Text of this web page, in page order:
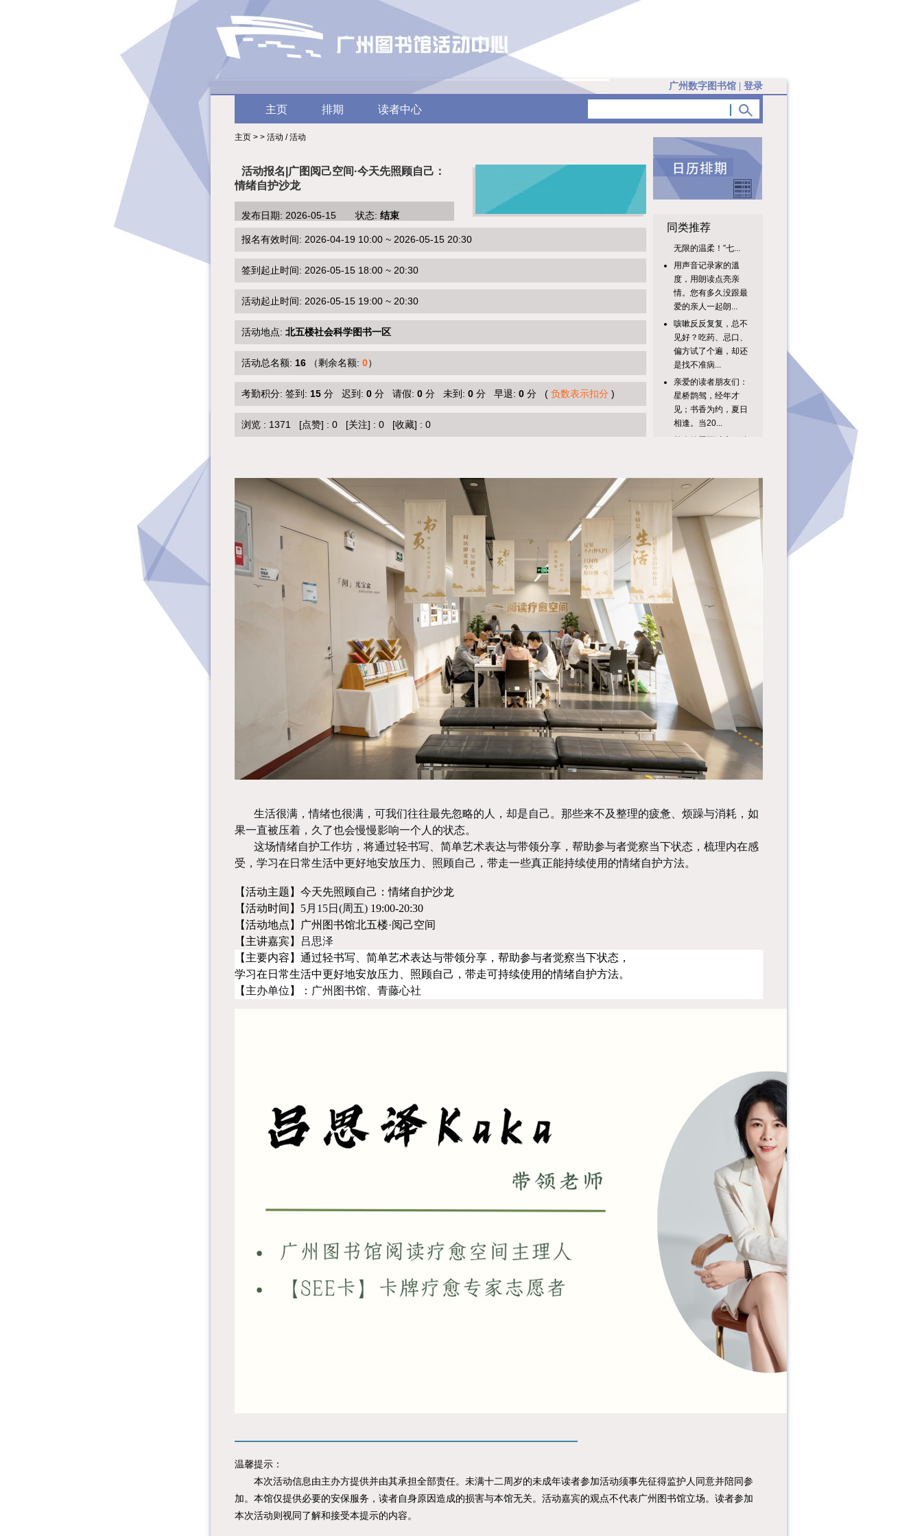
广州数字图书馆 登录
主页 排期 读者中心
主页 > > 活动 / 活动
活动报名|广图阅己空间·今天先照顾自己：
情绪自护沙龙
发布日期: 2026-05-15 状态: 结束
报名有效时间: 2026-04-19 10:00 ~ 2026-05-15 20:30
签到起止时间: 2026-05-15 18:00 ~ 20:30
活动起止时间: 2026-05-15 19:00 ~ 20:30
活动地点: 北五楼社会科学图书一区
活动总名额: 16 （剩余名额: 0）
考勤积分: 签到: 15 分 迟到: 0 分 请假: 0 分 未到: 0 分 早退: 0 分 ( 负数表示扣分 )
浏览 : 1371 [点赞] : 0 [关注] : 0 [收藏] : 0
同类推荐
用声音记录家的溫
度，用朗读点亮亲
情。您有多久没跟最
爱的亲人一起朗...
咳嗽反反复复，总不
见好？吃药、忌口、
偏方试了个遍，却还
是找不准病...
亲爱的读者朋友们：
星桥鹊驾，经年才
见；书香为约，夏日
相逢。当20...
单人答题不过瘾？精
彩升级，趣味加倍！
亲爱的读者朋友
们：“纤云弄巧，飞
星传恨，银汉迢迢暗
度。”秦观笔下...
继今年第一季度举办
的“穗阅美声”系列活
动之“她之声——生
命的回响...
为什么人们会结绳记
事？为什么会发明文
字？从图画、符号到
数字记录，...
一趟隔着黃沙与历史
对望、一场为奇观惊
叹的视觉盛宴。一趟
踩着尘土与...
亲爱的读者朋
友：“七月七，是女
儿节，只这名字已有
无限的温柔！”七...
生活很满，情绪也很满，可我们往往最先忽略的人，却是自己。那些来不及整理的疲惫、烦躁与消耗，如
果一直被压着，久了也会慢慢影响一个人的状态。
这场情绪自护工作坊，将通过轻书写、简单艺术表达与带领分享，帮助参与者觉察当下状态，梳理内在感
受，学习在日常生活中更好地安放压力、照顾自己，带走一些真正能持续使用的情绪自护方法。
【活动主题】 今天先照顾自己：情绪自护沙龙
【活动时间】 5月15日(周五) 19:00-20:30
【活动地点】
广州图书馆北五楼·阅己空间
【主讲嘉宾】
吕思泽
【主要内容】 通过轻书写、简单艺术表达与带领分享，帮助参与者觉察当下状态，
学习在日常生活中更好地安放压力、照顾自己，带走可持续使用的情绪自护方法。
【 主办单位 】 ：广州图书馆、青藤心社
温馨提示：
本次活动信息由主办方提供并由其承担全部责任。未满十二周岁的未成年读者参加活动须事先征得监护人同意并陪同参
加。本馆仅提供必要的安保服务，读者自身原因造成的损害与本馆无关。活动嘉宾的观点不代表广州图书馆立场。读者参加
本次活动则视同了解和接受本提示的内容。